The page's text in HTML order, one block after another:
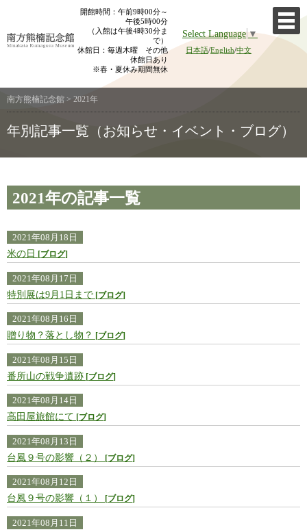
content
開館時間：午前9時00分～
午後5時00分
（入館は午後4時30分ま
で）
休館日：毎週木曜 その他
休館日あり
※春・夏休み期間無休
Select Language▼
日本語/English/中文
南方熊楠記念館 > 2021年
年別記事一覧（お知らせ・イベント・ブログ）
2021年の記事一覧
2021年08月18日
米の日 ブログ
2021年08月17日
特別展は9月1日まで ブログ
2021年08月16日
贈り物？落とし物？ ブログ
2021年08月15日
番所山の戦争遺跡 ブログ
2021年08月14日
高田屋旅館にて ブログ
2021年08月13日
台風９号の影響（２） ブログ
2021年08月12日
台風９号の影響（１） ブログ
2021年08月11日